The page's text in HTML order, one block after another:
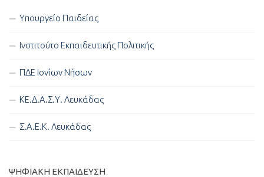
Υπουργείο Παιδείας
Ινστιτούτο Εκπαιδευτικής Πολιτικής
ΠΔΕ Ιονίων Νήσων
ΚΕ.Δ.Α.Σ.Υ. Λευκάδας
Σ.Α.Ε.Κ. Λευκάδας
ΨΗΦΙΑΚΉ ΕΚΠΑΊΔΕΥΣΗ